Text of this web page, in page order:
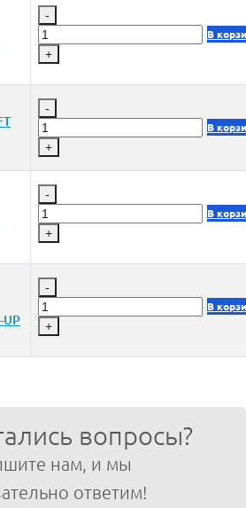
-
+
В
-
+
В
-
+
В
UP
-
+
В
вопросы?
нам, и мы
ответим!